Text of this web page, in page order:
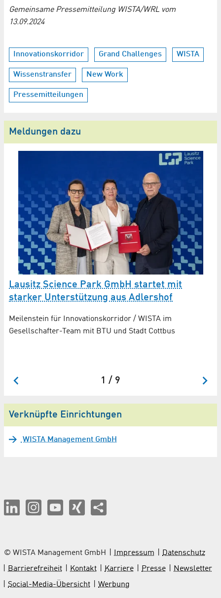
Gemeinsame Pressemitteilung WISTA/WRL vom
13.09.2024
Innovationskorridor Grand Challenges WISTA
Wissenstransfer New Work
Pressemitteilungen
Meldungen dazu
Lausitz Science Park GmbH startet mit
starker Unterstützung aus Adlershof
Meilenstein für Innovationskorridor / WISTA im
Gesellschafter-Team mit BTU und Stadt Cottbus
1 / 9
Verknüpfte Einrichtungen
WISTA Management GmbH
© WISTA Management GmbH Impressum
Datenschutz
Barrierefreiheit
Kontakt Karriere Presse
Newsletter
Social-Media-Übersicht
Werbung